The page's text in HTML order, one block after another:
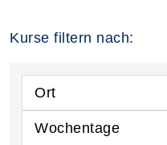
Kurse filtern nach:
Ort
Wochentage